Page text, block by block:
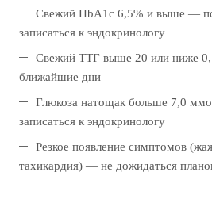
Свежий HbA1c 6,5% и выше —
записаться к эндокринологу
Свежий ТТГ выше 20 или ниже
ближайшие дни
Глюкоза натощак больше 7,0
записаться к эндокринологу
Резкое появление симптомов
тахикардия) — не дожидаться